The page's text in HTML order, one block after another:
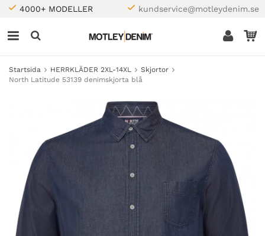
4000+ MODELLER kundservice@motleydenim.se
Startsida HERRKLÄDER 2XL-14XL
Skjortor
North Latitude 53139 denimskjorta blå